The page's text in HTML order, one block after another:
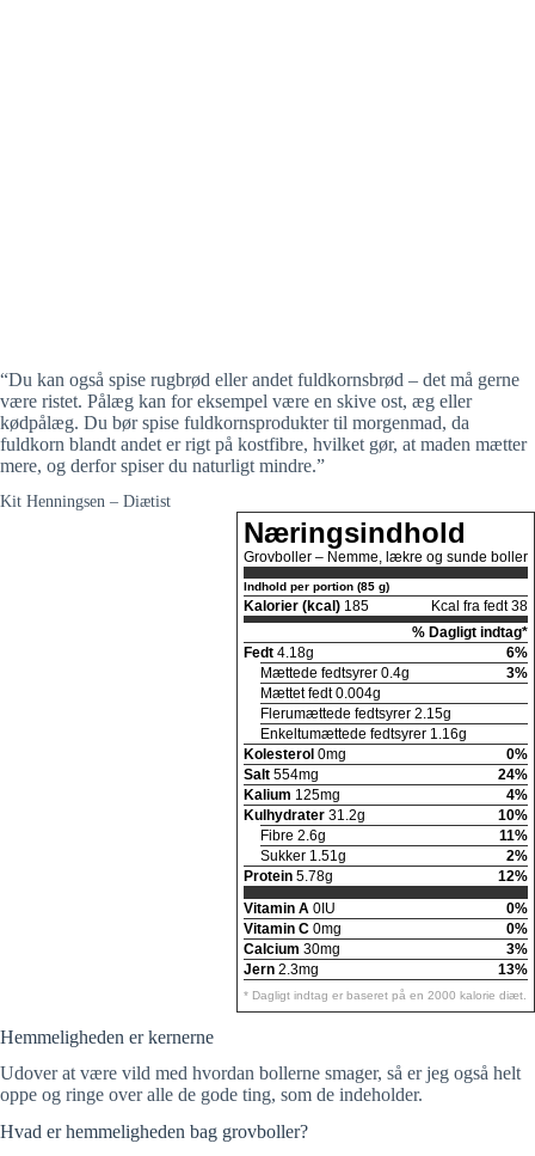
“Du kan også spise rugbrød eller andet fuldkornsbrød – det må gerne
være ristet. Pålæg kan for eksempel være en skive ost, æg eller
kødpålæg. Du bør spise fuldkornsprodukter til morgenmad, da
fuldkorn blandt andet er rigt på kostfibre, hvilket gør, at maden mætter
mere, og derfor spiser du naturligt mindre.”
Kit Henningsen – Diætist
Næringsindhold
Grovboller – Nemme, lækre og sunde boller
Indhold per portion (85 g)
Kalorier (kcal) 185
Kcal fra fedt 38
% Dagligt indtag*
Fedt 4.18g
6%
Mættede fedtsyrer 0.4g
3%
Mættet fedt 0.004g
Flerumættede fedtsyrer 2.15g
Enkeltumættede fedtsyrer 1.16g
Kolesterol 0mg
0%
Salt 554mg
24%
Kalium 125mg
4%
Kulhydrater 31.2g
10%
Fibre 2.6g
11%
Sukker 1.51g
2%
Protein 5.78g
12%
Vitamin A 0IU
0%
Vitamin C 0mg
0%
Calcium 30mg
3%
Jern 2.3mg 13%
* Dagligt indtag er baseret på en 2000 kalorie diæt.
Hemmeligheden er kernerne
Udover at være vild med hvordan bollerne smager, så er jeg også helt
oppe og ringe over alle de gode ting, som de indeholder.
Hvad er hemmeligheden bag grovboller?